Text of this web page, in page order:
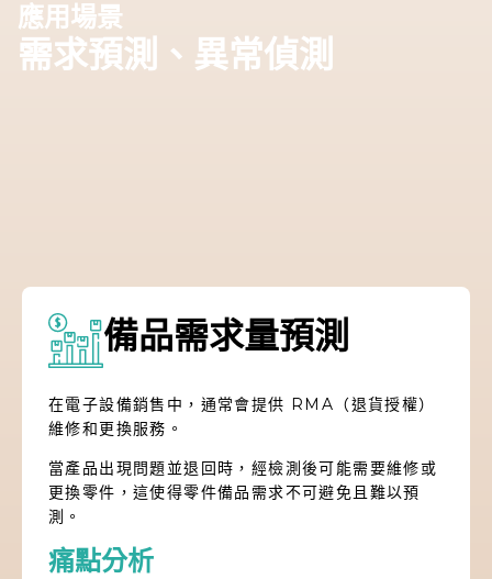
應用場景
需求預測、異常偵測
備品需求量預測
在電子設備銷售中，通常會提供 RMA（退貨授權）
維修和更換服務。
當產品出現問題並退回時，經檢測後可能需要維修或
更換零件，這使得零件備品需求不可避免且難以預
測。
痛點分析